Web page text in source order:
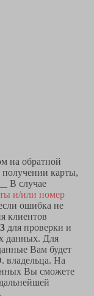
на обратной
карты,
В случае
и/или номер
ошибка не
клиентов
для проверки и
данных. Для
Вам будет
владельца. На
Вы сможете